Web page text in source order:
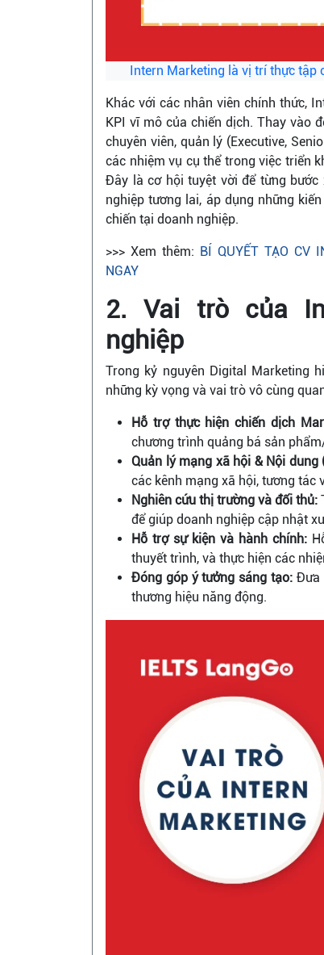
Intern Marketing là vị trí thực tập
Khác với các nhân viên chính thức,
KPI vĩ mô của chiến dịch. Thay vào
chuyên viên, quản lý (Executive,
các nhiệm vụ cụ thể trong việc triển
Đây là cơ hội tuyệt vời để từng bước
nghiệp tương lai, áp dụng những
chiến tại doanh nghiệp.
>>> Xem thêm: BÍ QUYẾT TẠO CV
NGAY
2. Vai trò của
nghiệp
Trong kỷ nguyên Digital Marketing
những kỳ vọng và vai trò vô cùng
Hỗ trợ thực hiện chiến dịch
chương trình quảng bá sản
Quản lý mạng xã hội & Nội dung
các kênh mạng xã hội, tương tác
Nghiên cứu thị trường và đối thủ:
để giúp doanh nghiệp cập nhật
Hỗ trợ sự kiện và hành chính:
thuyết trình, và thực hiện các
Đóng góp ý tưởng sáng tạo:Đưa
thương hiệu năng động.